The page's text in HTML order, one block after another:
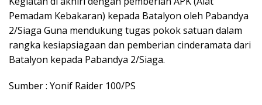
Pemadam Kebakaran) kepada Batalyon oleh Pabandya
2/Siaga Guna mendukung tugas pokok satuan dalam
rangka kesiapsiagaan dan pemberian cinderamata dari
Batalyon kepada Pabandya 2/Siaga.
Sumber : Yonif Raider 100/PS